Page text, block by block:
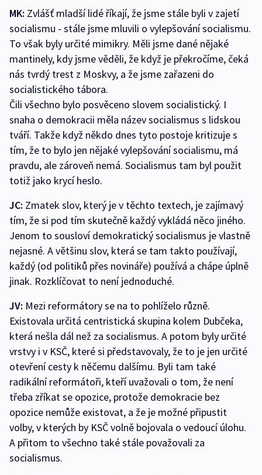
MK: Zvlášť mladší lidé říkají, že jsme stále byli v zajetí
socialismu - stále jsme mluvili o vylepšování socialismu.
To však byly určité mimikry. Měli jsme dané nějaké
mantinely, kdy jsme věděli, že když je překročíme, čeká
nás tvrdý trest z Moskvy, a že jsme zařazeni do
socialistického tábora.
Čili všechno bylo posvěceno slovem socialistický. I
snaha o demokracii měla název socialismus s lidskou
tváří. Takže když někdo dnes tyto postoje kritizuje s
tím, že to bylo jen nějaké vylepšování socialismu, má
pravdu, ale zároveň nemá. Socialismus tam byl použit
totiž jako krycí heslo.
JC: Zmatek slov, který je v těchto textech, je zajímavý
tím, že si pod tím skutečně každý vykládá něco jiného.
Jenom to sousloví demokratický socialismus je vlastně
nejasné. A většinu slov, která se tam takto používají,
každý (od politiků přes novináře) používá a chápe úplně
jinak. Rozklíčovat to není jednoduché.
JV: Mezi reformátory se na to pohlíželo různě.
Existovala určitá centristická skupina kolem Dubčeka,
která nešla dál než za socialismus. A potom byly určité
vrstvy i v KSČ, které si představovaly, že to je jen určité
otevření cesty k něčemu dalšímu. Byli tam také
radikální reformátoři, kteří uvažovali o tom, že není
třeba zříkat se opozice, protože demokracie bez
opozice nemůže existovat, a že je možné připustit
volby, v kterých by KSČ volně bojovala o vedoucí úlohu.
A přitom to všechno také stále považovali za
socialismus.